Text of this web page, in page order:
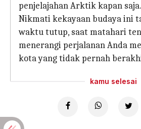
penjelajahan Arktik kapan saja.
Nikmati kekayaan budaya ini
waktu tutup, saat matahari
menerangi perjalanan Anda
kota yang tidak pernah
kamu selesai